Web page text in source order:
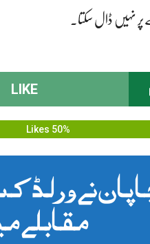
نہیں ڈال سکتا۔
LIKE
50% Likes
مقابلے میں 2 گول سے